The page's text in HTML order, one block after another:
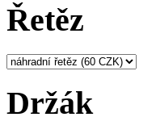
Řetěz
Držák